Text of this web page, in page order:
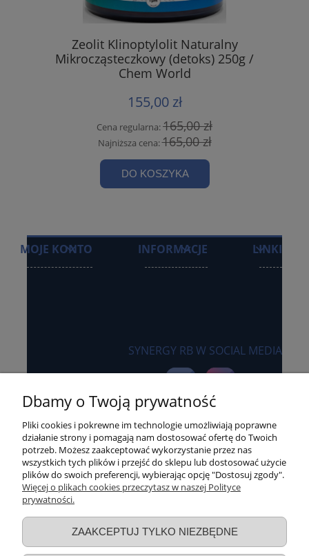
Zeolit Klinoptylolit Naturalny
Mikrocząsteczkowy (detoks) 250g /
Chem World
155,00 zł
Cena regularna:165,00 zł
Najniższa cena:165,00 zł
DO KOSZYKA
MOJE KONTO INFORMACJE LINKI
SYNERGY RB W SOCIAL MEDIA
Sklep internetowy synergyrb.pl
czynny:
pon-czw: 8:00 - 16:00
piątek: 8:00 - 15:00
+48 600 455 305
Dbamy o Twoją prywatność
Pliki cookies i pokrewne im technologie umożliwiają poprawne
działanie strony i pomagają nam dostosować ofertę do Twoich
potrzeb. Możesz zaakceptować wykorzystanie przez nas
wszystkich tych plików i przejść do sklepu lub dostosować użycie
plików do swoich preferencji, wybierając opcję "Dostosuj zgody".
Więcej o plikach cookies przeczytasz w naszej Polityce
prywatności.
ZAAKCEPTUJ TYLKO NIEZBĘDNE